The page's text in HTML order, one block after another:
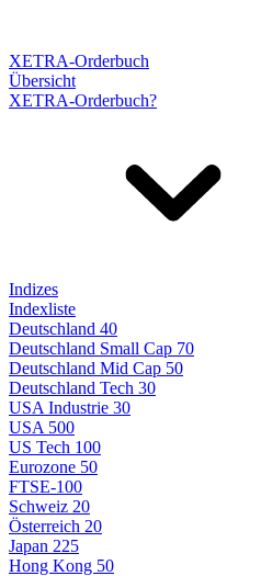
XETRA-Orderbuch
Übersicht
XETRA-Orderbuch?
Indizes
Indexliste
Deutschland 40
Deutschland Small Cap 70
Deutschland Mid Cap 50
Deutschland Tech 30
USA Industrie 30
USA 500
US Tech 100
Eurozone 50
FTSE-100
Schweiz 20
Österreich 20
Japan 225
Hong Kong 50